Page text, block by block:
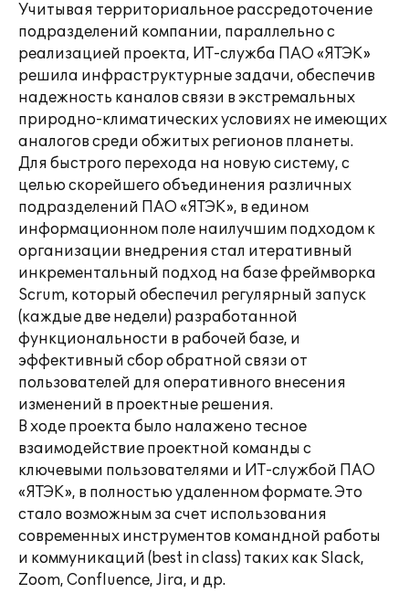
Учитывая территориальное рассредоточение
подразделений компании, параллельно с
реализацией проекта, ИТ-служба ПАО «ЯТЭК»
решила инфраструктурные задачи, обеспечив
надежность каналов связи в экстремальных
природно-климатических условиях не имеющих
аналогов среди обжитых регионов планеты.
Для быстрого перехода на новую систему, с
целью скорейшего объединения различных
подразделений ПАО «ЯТЭК», в едином
информационном поле наилучшим подходом к
организации внедрения стал итеративный
инкрементальный подход на базе фреймворка
Scrum, который обеспечил регулярный запуск
(каждые две недели) разработанной
функциональности в рабочей базе, и
эффективный сбор обратной связи от
пользователей для оперативного внесения
изменений в проектные решения.
В ходе проекта было налажено тесное
взаимодействие проектной команды с
ключевыми пользователями и ИТ-службой ПАО
«ЯТЭК», в полностью удаленном формате. Это
стало возможным за счет использования
современных инструментов командной работы
и коммуникаций (best in class) таких как Slack,
Zoom, Confluence, Jira, и др.